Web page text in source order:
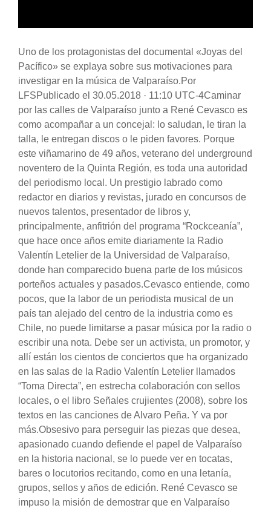
Uno de los protagonistas del documental «Joyas del
Pacífico» se explaya sobre sus motivaciones para
investigar en la música de Valparaíso.Por
LFSPublicado el 30.05.2018 · 11:10 UTC-4Caminar
por las calles de Valparaíso junto a René Cevasco es
como acompañar a un concejal: lo saludan, le tiran la
talla, le entregan discos o le piden favores. Porque
este viñamarino de 49 años, veterano del underground
noventero de la Quinta Región, es toda una autoridad
del periodismo local. Un prestigio labrado como
redactor en diarios y revistas, jurado en concursos de
nuevos talentos, presentador de libros y,
principalmente, anfitrión del programa “Rockceanía”,
que hace once años emite diariamente la Radio
Valentín Letelier de la Universidad de Valparaíso,
donde han comparecido buena parte de los músicos
porteños actuales y pasados.Cevasco entiende, como
pocos, que la labor de un periodista musical de un
país tan alejado del centro de la industria como es
Chile, no puede limitarse a pasar música por la radio o
escribir una nota. Debe ser un activista, un promotor, y
allí están los cientos de conciertos que ha organizado
en las salas de la Radio Valentín Letelier llamados
“Toma Directa”, en estrecha colaboración con sellos
locales, o el libro Señales crujientes (2008), sobre los
textos en las canciones de Alvaro Peña. Y va por
más.Obsesivo para perseguir las piezas que desea,
apasionado cuando defiende el papel de Valparaíso
en la historia nacional, se lo puede ver en tocatas,
bares o locutorios recitando, como en una letanía,
grupos, sellos y años de edición. René Cevasco se
impuso la misión de demostrar que en Valparaíso